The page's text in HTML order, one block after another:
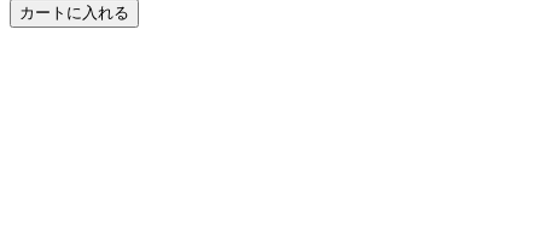
カートに入れる